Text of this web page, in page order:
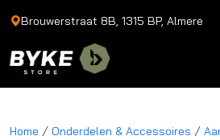
Brouwerstraat 8B, 1315 BP, Almere
Home / Onderdelen & Accessoires /